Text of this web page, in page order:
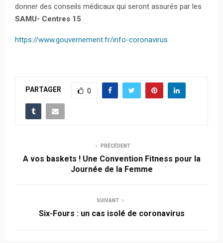
donner des conseils médicaux qui seront assurés par les
SAMU- Centres 15
https://www.gouvernement.fr/info-coronavirus
PARTAGER 0
PRÉCÉDENT
A vos baskets ! Une Convention Fitness pour la
Journée de la Femme
SUIVANT
Six-Fours : un cas isolé de coronavirus